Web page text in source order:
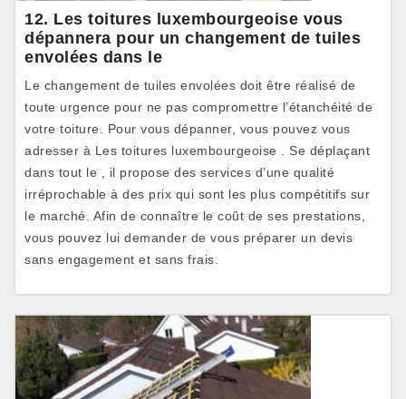
12. Les toitures luxembourgeoise vous
dépannera pour un changement de tuiles
envolées dans le
Le changement de tuiles envolées doit être réalisé de
toute urgence pour ne pas compromettre l’étanchéité de
votre toiture. Pour vous dépanner, vous pouvez vous
adresser à Les toitures luxembourgeoise . Se déplaçant
dans tout le , il propose des services d’une qualité
irréprochable à des prix qui sont les plus compétitifs sur
le marché. Afin de connaître le coût de ses prestations,
vous pouvez lui demander de vous préparer un devis
sans engagement et sans frais.